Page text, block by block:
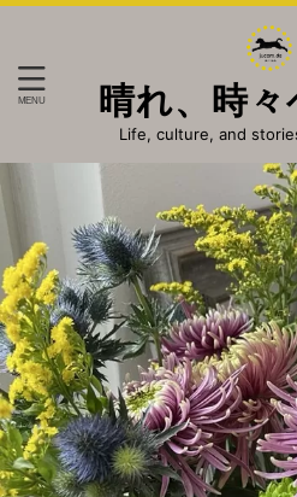
晴れ、時
Life, culture, and